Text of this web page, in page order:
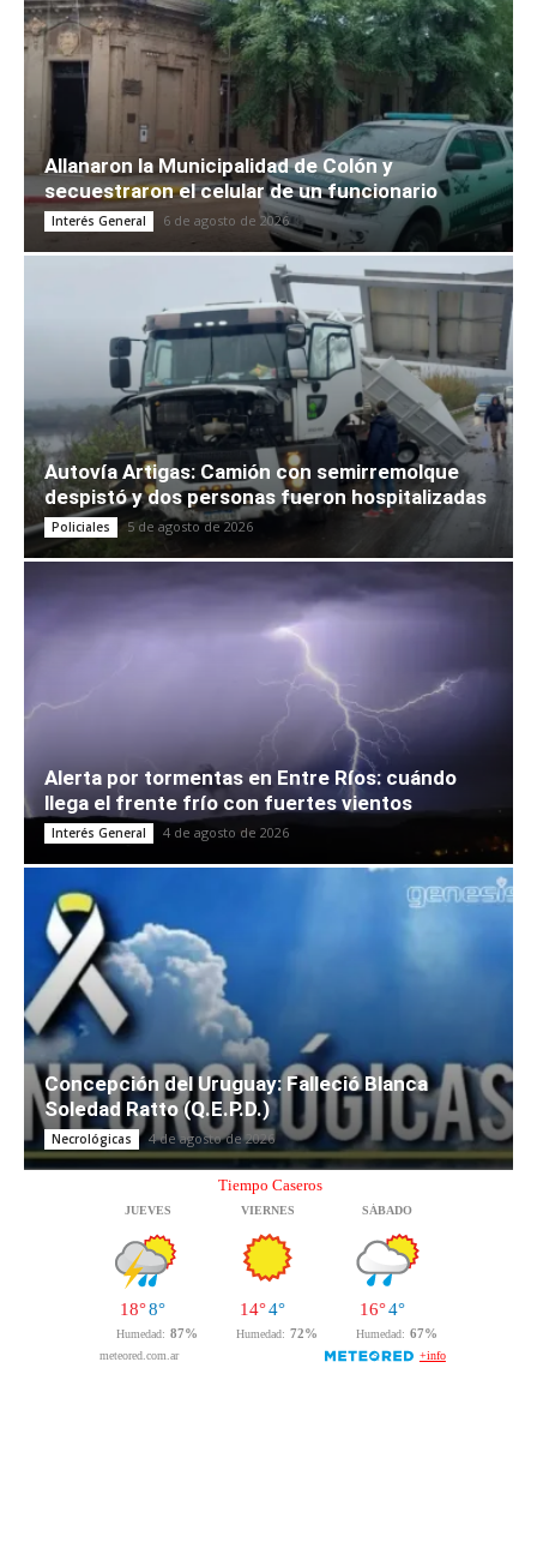
Allanaron la Municipalidad de Colón y
secuestraron el celular de un funcionario
Interés General 6 de agosto de 2026
Autovía Artigas: Camión con semirremolque
despistó y dos personas fueron hospitalizadas
Policiales 5 de agosto de 2026
Alerta por tormentas en Entre Ríos: cuándo
llega el frente frío con fuertes vientos
Interés General 4 de agosto de 2026
Concepción del Uruguay: Falleció Blanca
Soledad Ratto (Q.E.P.D.)
Necrológicas 4 de agosto de 2026